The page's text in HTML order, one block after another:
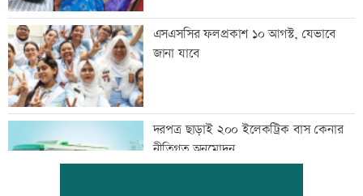
এসএসসির ফলপ্রকাশ ১০ আগস্ট, যেভাবে
জানা যাবে
দরপত্র ছাড়াই ২০০ ইলেকট্রিক বাস কেনার
নীতিগত অনুমোদন